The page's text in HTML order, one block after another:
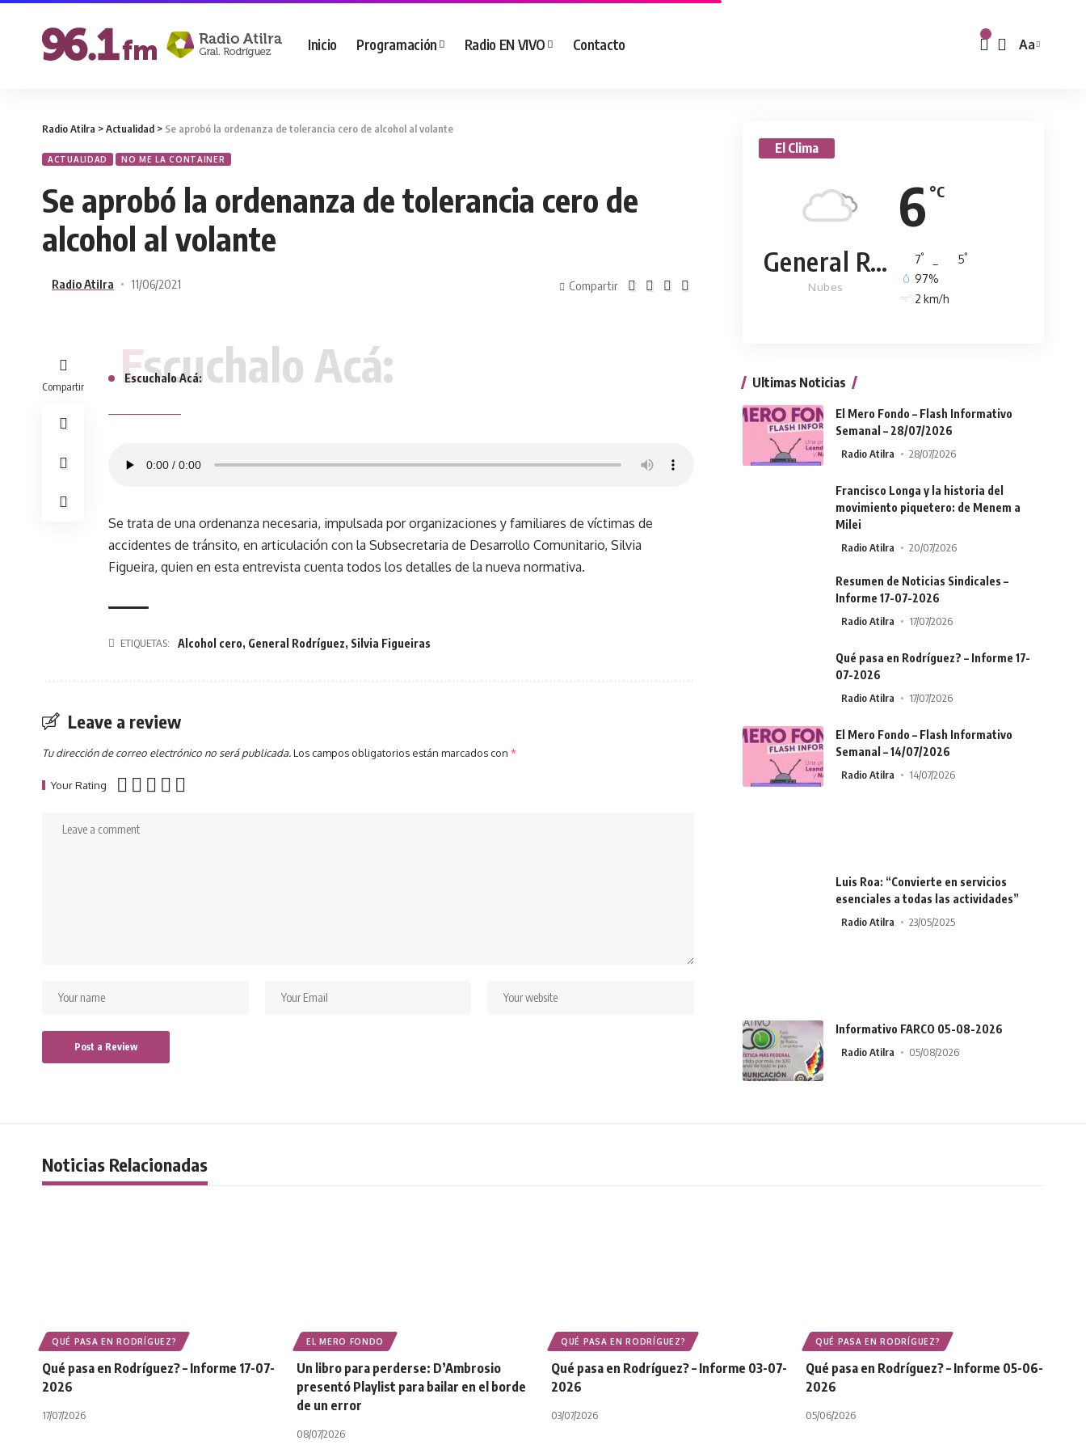
Inicio Programación Radio EN VIVO Contacto Aa
Radio Atilra >Actualidad > Se aprobó la ordenanza de tolerancia cero de alcohol al volante
ACTUALIDAD NO ME LA CONTAINER
Se aprobó la ordenanza de tolerancia cero de
alcohol al volante
Radio Atilra 11/06/2021 Compartir
Compartir Escuchalo Acá:
Escuchalo Acá:
Se trata de una ordenanza necesaria, impulsada por organizaciones y familiares de víctimas de
accidentes de tránsito, en articulación con la Subsecretaria de Desarrollo Comunitario, Silvia
Figueira, quien en esta entrevista cuenta todos los detalles de la nueva normativa.
ETIQUETAS: Alcohol cero, General Rodríguez, Silvia Figueiras
Leave a review
Tu dirección de correo electrónico no será publicada.Los campos obligatorios están marcados con *
Your Rating
El Clima
6 °C
General Rodríguez
Nubes
7° 5°
97%
2 km/h
Ultimas Noticias
El Mero Fondo – Flash Informativo
Semanal – 28/07/2026
Radio Atilra 28/07/2026
Francisco Longa y la historia del
movimiento piquetero: de Menem a
Milei
Radio Atilra 20/07/2026
Resumen de Noticias Sindicales –
Informe 17-07-2026
Radio Atilra 17/07/2026
Qué pasa en Rodríguez? – Informe 17-
07-2026
Radio Atilra 17/07/2026
El Mero Fondo – Flash Informativo
Semanal – 14/07/2026
Radio Atilra 14/07/2026
Luis Roa: “Convierte en servicios
esenciales a todas las actividades”
Radio Atilra 23/05/2025
Informativo FARCO 05-08-2026
Radio Atilra 05/08/2026
Noticias Relacionadas
QUÉ PASA EN RODRÍGUEZ?
Qué pasa en Rodríguez? – Informe 17-07-
2026
17/07/2026
EL MERO FONDO
Un libro para perderse: D’Ambrosio
presentó Playlist para bailar en el borde
de un error
08/07/2026
QUÉ PASA EN RODRÍGUEZ?
Qué pasa en Rodríguez? – Informe 03-07-
2026
03/07/2026
QUÉ PASA EN RODRÍGUEZ?
Qué pasa en Rodríguez? – Informe 05-06-
2026
05/06/2026